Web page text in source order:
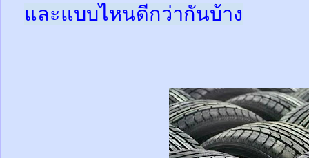
และแบบไหนดีกว่ากันบ้าง